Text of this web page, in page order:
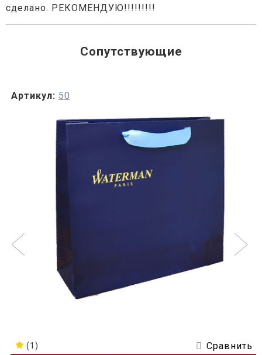
сделано. РЕКОМЕНДУЮ!!!!!!!!!
Сопутствующие
Артикул: 50
(1)
Сравнить